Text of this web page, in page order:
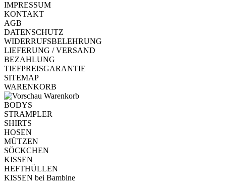
IMPRESSUM
KONTAKT
AGB
DATENSCHUTZ
WIDERRUFSBELEHRUNG
LIEFERUNG / VERSAND
BEZAHLUNG
TIEFPREISGARANTIE
SITEMAP
WARENKORB
BODYS
STRAMPLER
SHIRTS
HOSEN
MÜTZEN
SÖCKCHEN
KISSEN
HEFTHÜLLEN
KISSEN bei Bambine